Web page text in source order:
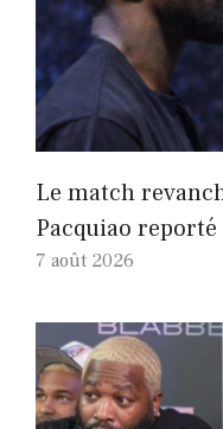
Le match
Pacquiao
7 août 2026